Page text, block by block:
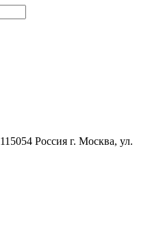
115054 Россия г. Москва, ул.